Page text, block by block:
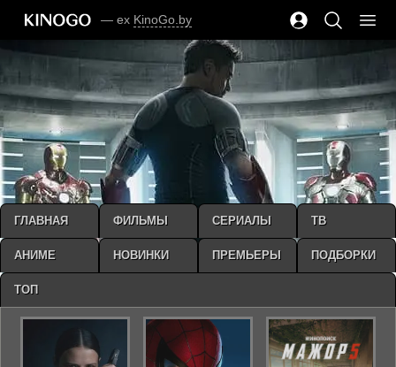
— ex KinoGo.by
ГЛАВНАЯ ФИЛЬМЫ СЕРИАЛЫ ТВ
АНИМЕ НОВИНКИ ПРЕМЬЕРЫ ПОДБОРКИ
ТОП